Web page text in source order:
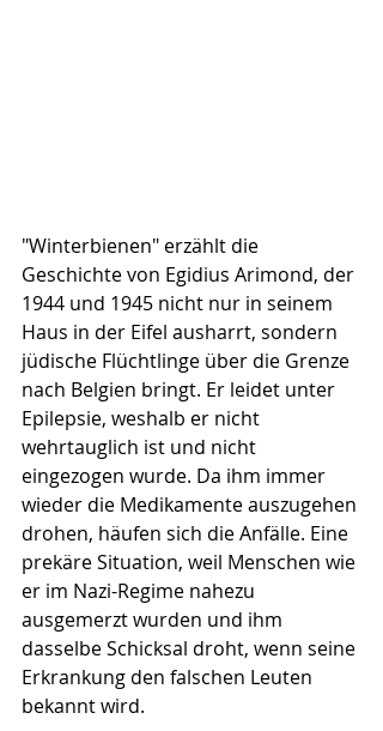
"Winterbienen" erzählt die
Geschichte von Egidius Arimond, der
1944 und 1945 nicht nur in seinem
Haus in der Eifel ausharrt, sondern
jüdische Flüchtlinge über die Grenze
nach Belgien bringt. Er leidet unter
Epilepsie, weshalb er nicht
wehrtauglich ist und nicht
eingezogen wurde. Da ihm immer
wieder die Medikamente auszugehen
drohen, häufen sich die Anfälle. Eine
prekäre Situation, weil Menschen wie
er im Nazi-Regime nahezu
ausgemerzt wurden und ihm
dasselbe Schicksal droht, wenn seine
Erkrankung den falschen Leuten
bekannt wird.